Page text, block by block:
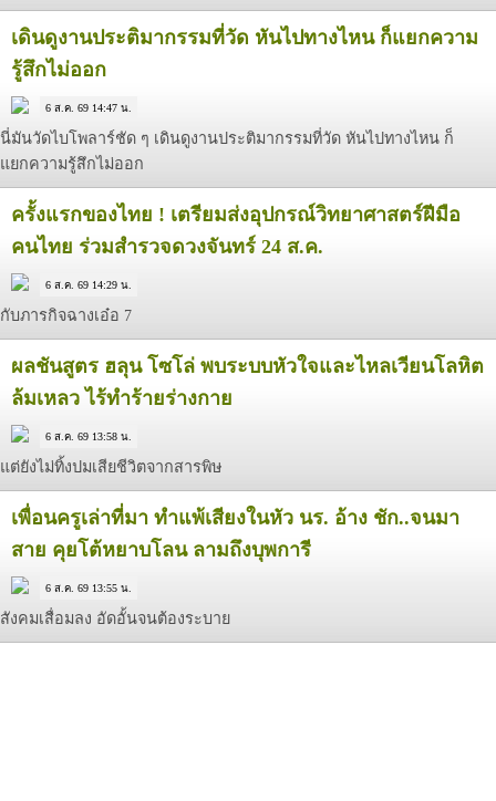
เดินดูงานประติมากรรมที่วัด หันไปทางไหน ก็แยกความ
รู้สึกไม่ออก
6 ส.ค. 69 14:47 น.
นี่มันวัดไบโพลาร์ชัด ๆ เดินดูงานประติมากรรมที่วัด หันไปทางไหน ก็
แยกความรู้สึกไม่ออก
ครั้งแรกของไทย ! เตรียมส่งอุปกรณ์วิทยาศาสตร์ฝีมือ
คนไทย ร่วมสำรวจดวงจันทร์ 24 ส.ค.
6 ส.ค. 69 14:29 น.
กับภารกิจฉางเอ๋อ 7
ผลชันสูตร ฮลุน โซโล่ พบระบบหัวใจและไหลเวียนโลหิต
ล้มเหลว ไร้ทำร้ายร่างกาย
6 ส.ค. 69 13:58 น.
แต่ยังไม่ทิ้งปมเสียชีวิตจากสารพิษ
เพื่อนครูเล่าที่มา ทำแพ้เสียงในหัว นร. อ้าง ชัก..จนมา
สาย คุยโต้หยาบโลน ลามถึงบุพการี
6 ส.ค. 69 13:55 น.
สังคมเสื่อมลง อัดอั้นจนต้องระบาย